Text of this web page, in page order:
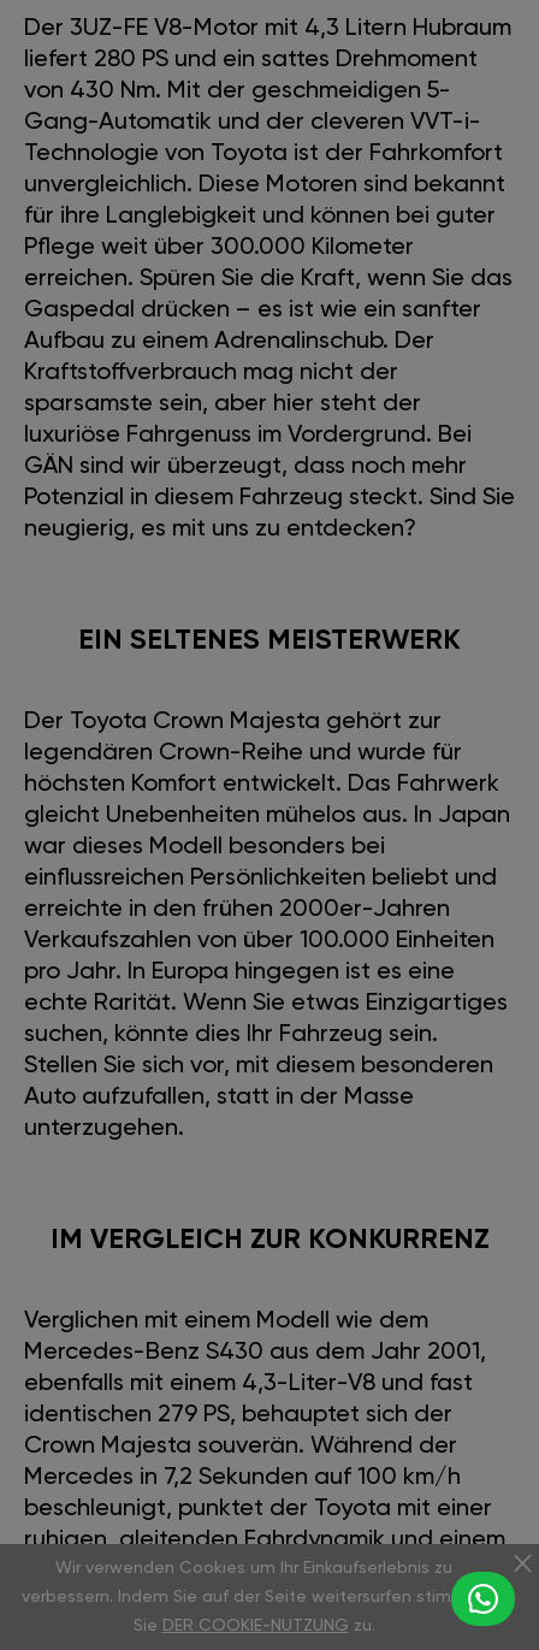
Der 3UZ-FE V8-Motor mit 4,3 Litern Hubraum
liefert 280 PS und ein sattes Drehmoment
von 430 Nm. Mit der geschmeidigen 5-
Gang-Automatik und der cleveren VVT-i-
Technologie von Toyota ist der Fahrkomfort
unvergleichlich. Diese Motoren sind bekannt
für ihre Langlebigkeit und können bei guter
Pflege weit über 300.000 Kilometer
erreichen. Spüren Sie die Kraft, wenn Sie das
Gaspedal drücken – es ist wie ein sanfter
Aufbau zu einem Adrenalinschub. Der
Kraftstoffverbrauch mag nicht der
sparsamste sein, aber hier steht der
luxuriöse Fahrgenuss im Vordergrund. Bei
GÄN sind wir überzeugt, dass noch mehr
Potenzial in diesem Fahrzeug steckt. Sind Sie
neugierig, es mit uns zu entdecken?
EIN SELTENES MEISTERWERK
Der Toyota Crown Majesta gehört zur
legendären Crown-Reihe und wurde für
höchsten Komfort entwickelt. Das Fahrwerk
gleicht Unebenheiten mühelos aus. In Japan
war dieses Modell besonders bei
einflussreichen Persönlichkeiten beliebt und
erreichte in den frühen 2000er-Jahren
Verkaufszahlen von über 100.000 Einheiten
pro Jahr. In Europa hingegen ist es eine
echte Rarität. Wenn Sie etwas Einzigartiges
suchen, könnte dies Ihr Fahrzeug sein.
Stellen Sie sich vor, mit diesem besonderen
Auto aufzufallen, statt in der Masse
unterzugehen.
IM VERGLEICH ZUR KONKURRENZ
Verglichen mit einem Modell wie dem
Mercedes-Benz S430 aus dem Jahr 2001,
ebenfalls mit einem 4,3-Liter-V8 und fast
identischen 279 PS, behauptet sich der
Crown Majesta souverän. Während der
Mercedes in 7,2 Sekunden auf 100 km/h
beschleunigt, punktet der Toyota mit einer
ruhigen, gleitenden Fahrdynamik und einem
Drehmomentvorteil von 430 Nm gegenüber
400 Nm. Im Innenraum bietet der Crown
klassischen, japanischen Luxus, besonders
Wir verwenden Cookies um Ihr Einkaufserlebnis zu
verbessern. Indem Sie auf der Seite weitersurfen stimmen
Sie DER COOKIE-NUTZUNG zu.